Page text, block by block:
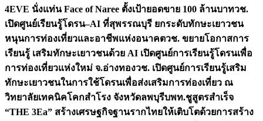
4EVE นั่งแท่น Face of Naree ตั้งเป้ายอดขาย 100 ล้านบาทวช.
เปิดศูนย์เรียนรู้โดรน–AI ที่สุพรรณบุรี ยกระดับทักษะเยาวชน
หนุนการท่องเที่ยวและอาชีพแห่งอนาคตวช. ขยายโอกาสการ
เรียนรู้ เสริมทักษะเยาวชนด้วย AI เปิดศูนย์การเรียนรู้โดรนเพื่อ
การท่องเที่ยวแห่งใหม่ จ.อ่างทองวช. เปิดศูนย์การเรียนรู้เสริม
ทักษะเยาวชนในการใช้โดรนเพื่อส่งเสริมการท่องเที่ยว ณ
วิทยาลัยเทคนิคโคกสำโรง จังหวัดลพบุรีบพท.ชูสูตรสำเร็จ
“THE 3Ea” สร้างเศรษฐกิจฐานรากไทยให้เติบโตด้วยการสร้าง